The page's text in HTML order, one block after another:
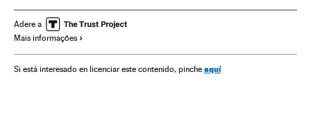
América Latina América
Adere a
Mais informações
Si está interesado en licenciar este contenido, pinche aquí